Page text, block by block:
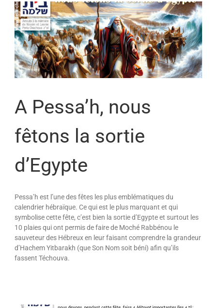
A Pessa’h, nous
fêtons la sortie
d’Egypte
Pessa’h est l’une des fêtes les plus emblématiques du
calendrier hébraïque. Ce qui est le plus marquant et qui
symbolise cette fête, c’est bien la sortie d’Egypte et surtout les
10 plaies qui ont permis de faire de Moché Rabbénou le
sauveteur des Hébreux en leur faisant comprendre la grandeur
d’Hachem Yitbarakh (que Son Nom soit béni) afin qu’ils
fassent Téchouva.